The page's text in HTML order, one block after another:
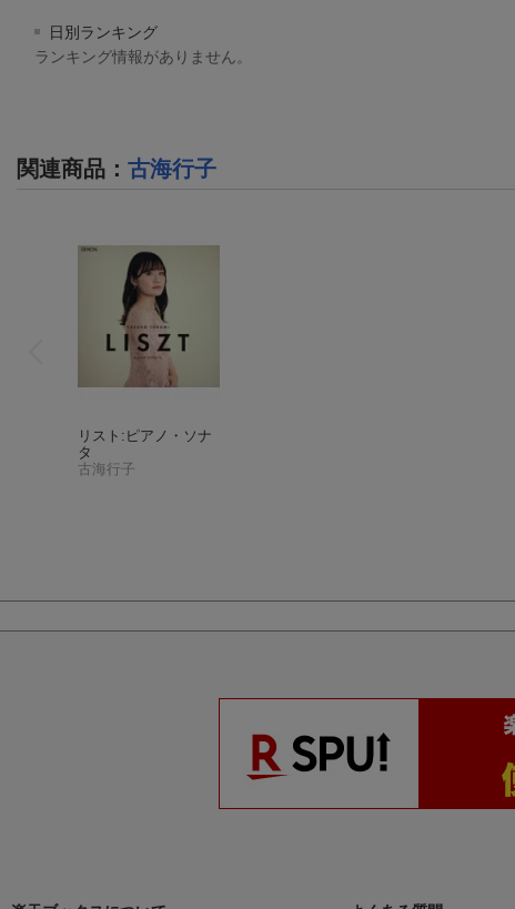
日別ランキング
ランキング情報がありません。
関連商品 ： 古海行子
リスト:ピアノ・ソナ
タ
古海行子